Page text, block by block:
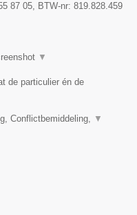
87 05 , BTW-nr: 819.828.459
▼
de particulier én de
Conflictbemiddeling, ▼